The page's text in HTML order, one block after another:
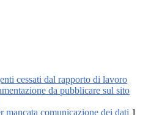
cessati dal rapporto di lavoro
da pubblicare sul sito
mancata comunicazione dei dati 1